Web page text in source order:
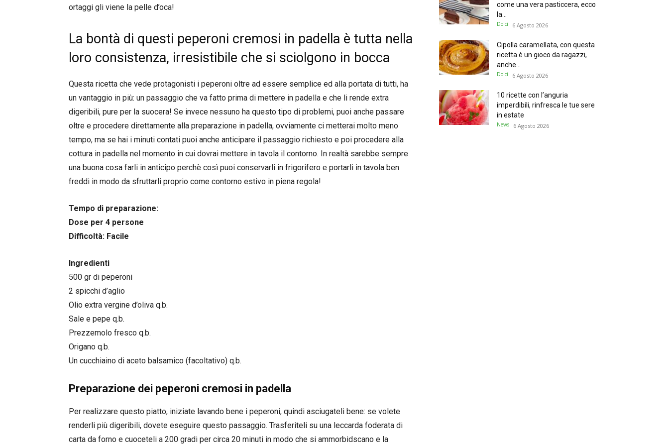
ortaggi gli viene la pelle d’oca!
La bontà di questi peperoni cremosi in padella è tutta nella
loro consistenza, irresistibile che si sciolgono in bocca
Questa ricetta che vede protagonisti i peperoni oltre ad essere semplice ed alla portata di tutti, ha
un vantaggio in più: un passaggio che va fatto prima di mettere in padella e che li rende extra
digeribili, pure per la suocera! Se invece nessuno ha questo tipo di problemi, puoi anche passare
oltre e procedere direttamente alla preparazione in padella, ovviamente ci metterai molto meno
tempo, ma se hai i minuti contati puoi anche anticipare il passaggio richiesto e poi procedere alla
cottura in padella nel momento in cui dovrai mettere in tavola il contorno. In realtà sarebbe sempre
una buona cosa farli in anticipo perchè così puoi conservarli in frigorifero e portarli in tavola ben
freddi in modo da sfruttarli proprio come contorno estivo in piena regola!
Tempo di preparazione:
Dose per 4 persone
Difficoltà: Facile
Ingredienti
500 gr di peperoni
2 spicchi d’aglio
Olio extra vergine d’oliva q.b.
Sale e pepe q.b.
Prezzemolo fresco q.b.
Origano q.b.
Un cucchiaino di aceto balsamico (facoltativo) q.b.
Preparazione dei peperoni cremosi in padella
Per realizzare questo piatto, iniziate lavando bene i peperoni, quindi asciugateli bene: se volete
renderli più digeribili, dovete eseguire questo passaggio. Trasferiteli su una leccarda foderata di
carta da forno e cuoceteli a 200 gradi per circa 20 minuti in modo che si ammorbidscano e la
come una vera pasticcera, ecco
la...
Dolci 6 Agosto 2026
Cipolla caramellata, con questa
ricetta è un gioco da ragazzi,
anche...
Dolci 6 Agosto 2026
10 ricette con l’anguria
imperdibili, rinfresca le tue sere
in estate
News 6 Agosto 2026